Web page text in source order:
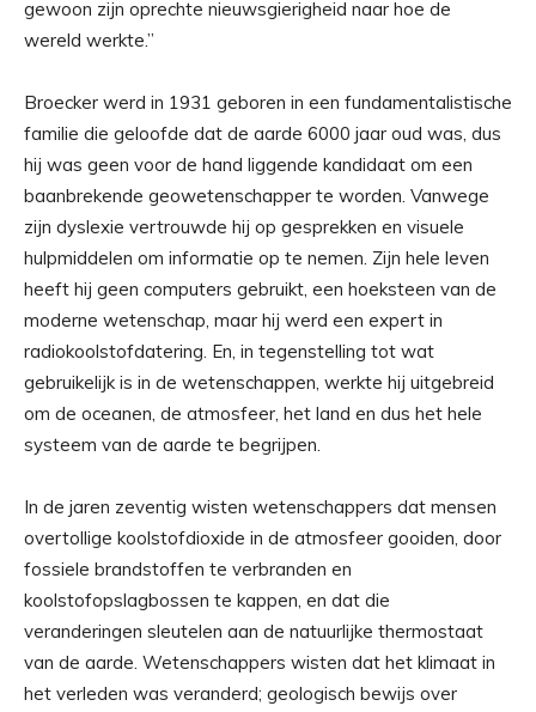
gewoon zijn oprechte nieuwsgierigheid naar hoe de
wereld werkte.”
Broecker werd in 1931 geboren in een fundamentalistische
familie die geloofde dat de aarde 6000 jaar oud was, dus
hij was geen voor de hand liggende kandidaat om een ​​
baanbrekende geowetenschapper te worden. Vanwege
zijn dyslexie vertrouwde hij op gesprekken en visuele
hulpmiddelen om informatie op te nemen. Zijn hele leven
heeft hij geen computers gebruikt, een hoeksteen van de
moderne wetenschap, maar hij werd een expert in
radiokoolstofdatering. En, in tegenstelling tot wat
gebruikelijk is in de wetenschappen, werkte hij uitgebreid
om de oceanen, de atmosfeer, het land en dus het hele
systeem van de aarde te begrijpen.
In de jaren zeventig wisten wetenschappers dat mensen
overtollige koolstofdioxide in de atmosfeer gooiden, door
fossiele brandstoffen te verbranden en
koolstofopslagbossen te kappen, en dat die
veranderingen sleutelen aan de natuurlijke thermostaat
van de aarde. Wetenschappers wisten dat het klimaat in
het verleden was veranderd; geologisch bewijs over